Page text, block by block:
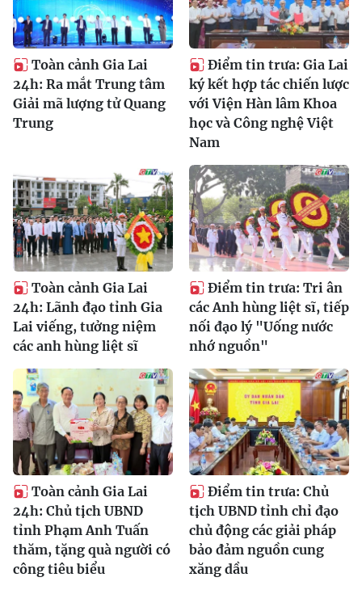
Toàn cảnh Gia Lai
24h: Ra mắt Trung tâm
Giải mã lượng tử Quang
Trung
Điểm tin trưa: Gia Lai
ký kết hợp tác chiến lược
với Viện Hàn lâm Khoa
học và Công nghệ Việt
Nam
Toàn cảnh Gia Lai
24h: Lãnh đạo tỉnh Gia
Lai viếng, tưởng niệm
các anh hùng liệt sĩ
Điểm tin trưa: Tri ân
các Anh hùng liệt sĩ, tiếp
nối đạo lý "Uống nước
nhớ nguồn"
Toàn cảnh Gia Lai
24h: Chủ tịch UBND
tỉnh Phạm Anh Tuấn
thăm, tặng quà người có
công tiêu biểu
Điểm tin trưa: Chủ
tịch UBND tỉnh chỉ đạo
chủ động các giải pháp
bảo đảm nguồn cung
xăng dầu